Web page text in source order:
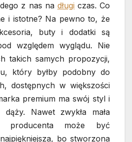
z nas na długi czas. Co
i istotne? Na pewno to, że
buty i dodatki są
względem wyglądu. Nie
takich samych propozycji,
który byłby podobny do
dostępnych w większości
premium ma swój styl i
Nawet zwykła mała
producenta może być
bo stworzona